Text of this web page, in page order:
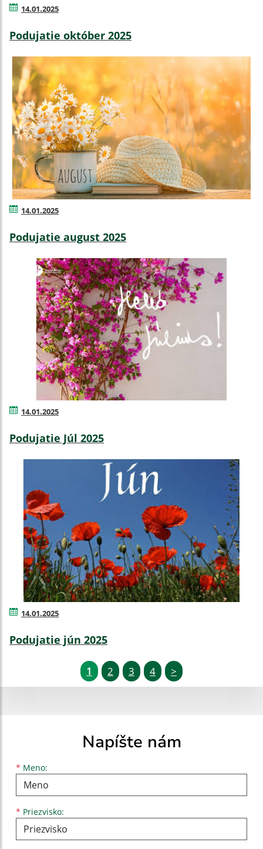
14.01.2025
Podujatie október 2025
14.01.2025
Podujatie august 2025
14.01.2025
Podujatie Júl 2025
14.01.2025
Podujatie jún 2025
1 2 3 4 >
Napíšte nám
* Meno:
Meno
* Priezvisko:
Priezvisko
E-mailová adresa